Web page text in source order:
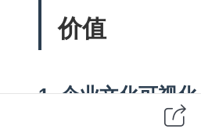
价值
1. 企业文化可视
贴在墙上，是每天